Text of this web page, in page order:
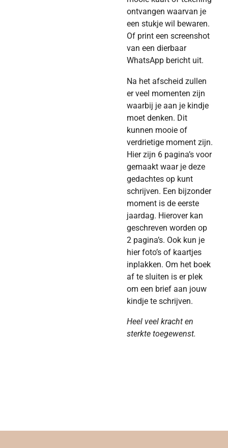
ontvangen waarvan je
een stukje wil bewaren.
Of print een screenshot
van een dierbaar
WhatsApp bericht uit.
Na het afscheid zullen
er veel momenten zijn
waarbij je aan je kindje
moet denken. Dit
kunnen mooie of
verdrietige moment zijn.
Hier zijn 6 pagina’s voor
gemaakt waar je deze
gedachtes op kunt
schrijven. Een bijzonder
moment is de eerste
jaardag. Hierover kan
geschreven worden op
2 pagina’s. Ook kun je
hier foto’s of kaartjes
inplakken. Om het boek
af te sluiten is er plek
om een brief aan jouw
kindje te schrijven.
Heel veel kracht en
sterkte toegewenst.